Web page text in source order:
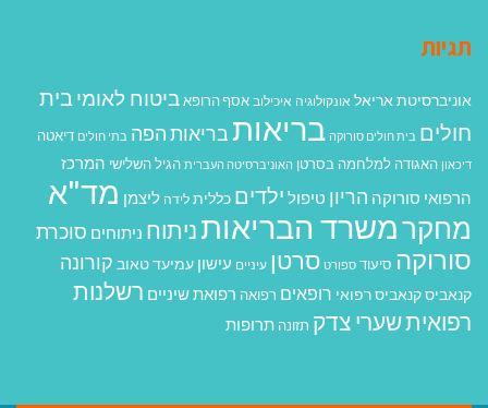
תגיות
אוניברסיטת אריאל אונקולוגיה איכילוב אסף הרופא ביטוח לאומיבית
חולים בית חולים סורוקה בריאותבריאות הפה בתי חולים דיאטה
דיכאון האגודה למלחמה בסרטן האוניברסיטה העברית הגיל השלישי המרכז
הרפואי סורוקה הריון טיפול ילדים כללית לידה ליצמן מד"א
מחקרמשרד הבריאותניתוח ניתוחים סוכרת
סורוקה סיעוד ספורט סרטן עיניים עישון עמיעד טאוב קורונה
קנאביסקנאביס רפואי רופאים רפואה רפואת שיניים רשלנות
רפואיתשערי צדק תזונה תרופות